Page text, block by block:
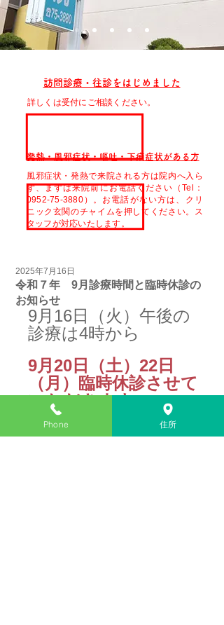
訪問診療・往診をはじめました
詳しくは受付にご相談ください。
風邪症状・発熱で来院される方は院内へ入ら
ず、まずは来院前にお電話ください（Tel：
0952-75-3880）。お電話がない方は、クリ
ニック玄関のチャイムを押してください。ス
タッフが対応いたします。
発熱・風邪症状・嘔吐・下痢症状がある方
令和７年 9月診療時間と臨時休診の
お知らせ
2025年7月16日
9月16日（火）午後の
診療は4時から
9月20日（土）22日
（月）臨時休診させて
いただきます。
Phone 住所